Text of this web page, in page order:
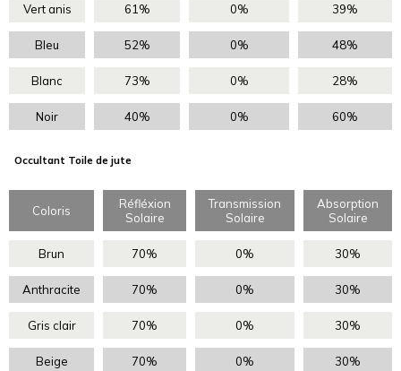
Vert anis 61% 0% 39%
Bleu 52% 0% 48%
Blanc 73% 0% 28%
Noir 40% 0% 60%
Occultant Toile de jute
Coloris
Réfléxion
Solaire
Transmission
Solaire
Absorption
Solaire
Brun 70% 0% 30%
Anthracite 70% 0% 30%
Gris clair 70% 0% 30%
Beige 70% 0% 30%